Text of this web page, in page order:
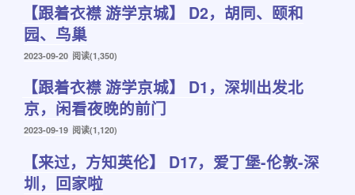
【跟着衣襟 游学京城】 D2，胡同、颐和
园、鸟巢
发
2023-09-20 阅读(1,350)
【跟着衣襟 游学京城】 D1，深圳出发北
京，闲看夜晚的前门
发
2023-09-19 阅读(1,120)
【来过，方知英伦】 D17，爱丁堡-伦敦-深
圳，回家啦